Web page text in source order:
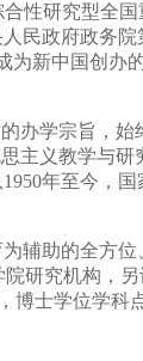
性研究型
民政府政务
新中国创
办学宗旨，
主义教学与
年至今，
辅助的全方
研究机构，
士学位学